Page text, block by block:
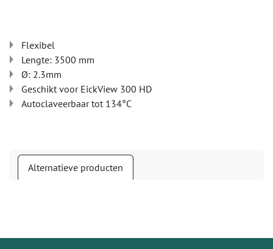
Flexibel
Lengte: 3500 mm
Ø: 2.3mm
Geschikt voor EickView 300 HD
Autoclaveerbaar tot 134°C
Alternatieve producten